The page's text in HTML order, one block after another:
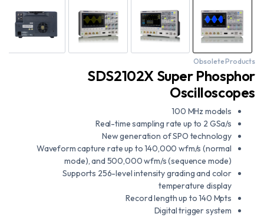
Obsolete Products
SDS2102X Super Phosphor
Oscilloscopes
100 MHz models
Real-time sampling rate up to 2 GSa/s
New generation of SPO technology
Waveform capture rate up to 140,000 wfm/s (normal
mode), and 500,000 wfm/s (sequence mode)
Supports 256-level intensity grading and color
temperature display
Record length up to 140 Mpts
Digital trigger system